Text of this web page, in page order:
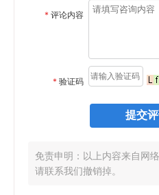
* 评论内容
* 验证码
免责申明：以上内容来自网
请联系我们撤销掉。